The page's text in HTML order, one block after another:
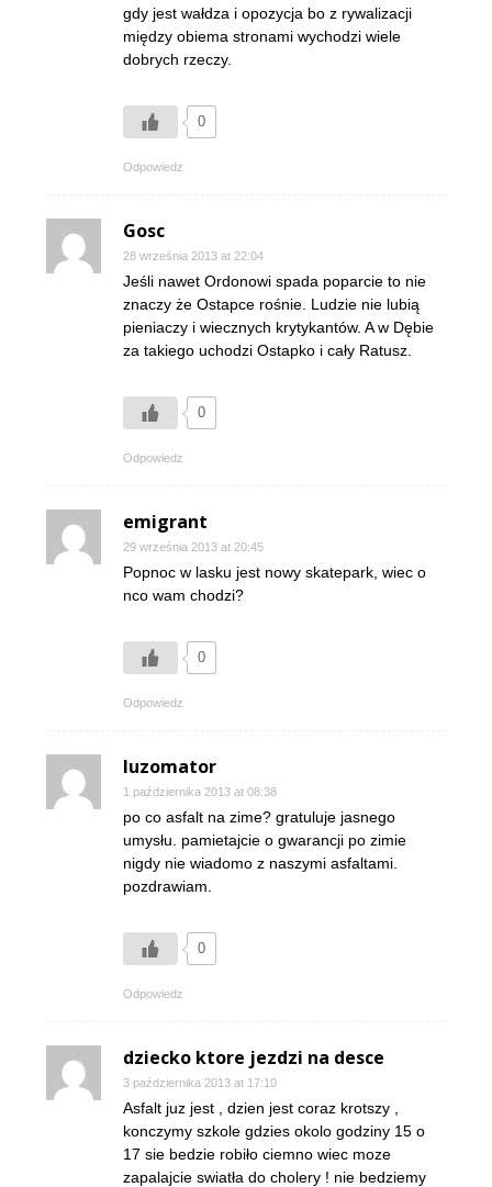
gdy jest wałdza i opozycja bo z rywalizacji
między obiema stronami wychodzi wiele
dobrych rzeczy.
0
Odpowiedz
Gosc
28 września 2013 at 22:04
Jeśli nawet Ordonowi spada poparcie to nie
znaczy że Ostapce rośnie. Ludzie nie lubią
pieniaczy i wiecznych krytykantów. A w Dębie
za takiego uchodzi Ostapko i cały Ratusz.
0
Odpowiedz
emigrant
29 września 2013 at 20:45
Popnoc w lasku jest nowy skatepark, wiec o
nco wam chodzi?
0
Odpowiedz
luzomator
1 października 2013 at 08:38
po co asfalt na zime? gratuluje jasnego
umysłu. pamietajcie o gwarancji po zimie
nigdy nie wiadomo z naszymi asfaltami.
pozdrawiam.
0
Odpowiedz
dziecko ktore jezdzi na desce
3 października 2013 at 17:10
Asfalt juz jest , dzien jest coraz krotszy ,
konczymy szkole gdzies okolo godziny 15 o
17 sie bedzie robiło ciemno wiec moze
zapalajcie swiatła do cholery ! nie bedziemy